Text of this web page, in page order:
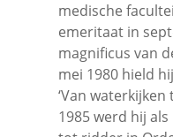
medische
emeritaat in
magnificus van
mei 1980 hield
‘Van
1985 werd hij